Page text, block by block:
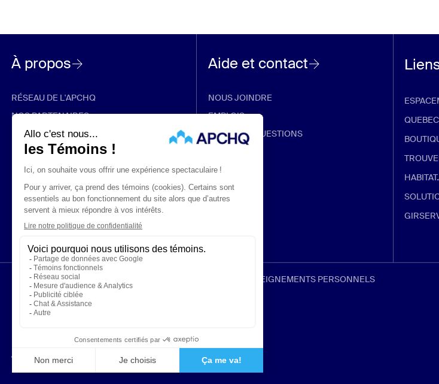
À propos
RÉSEAU DE L'APCHQ
NOS PARTENAIRES
RABAIS ET PROMOTIONS
Aide et contact
NOUS JOINDRE
EMPLOIS
FOIRE AUX QUESTIONS
ÉNONCÉS LÉGAUX PROTECTION DES RENSEIGNEMENTS PERSONNELS